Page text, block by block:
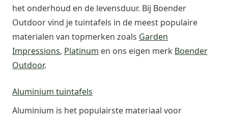
het onderhoud en de levensduur. Bij Boender
Outdoor vind je tuintafels in de meest populaire
materialen van topmerken zoals Garden
Impressions, Platinum en ons eigen merk Boender
Outdoor.
Aluminium tuintafels
Aluminium is het populairste materiaal voor